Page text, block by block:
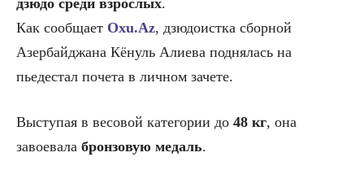
дзюдо среди взрослых.
Как сообщает Oxu.Az, дзюдоистка сборной
Азербайджана Кёнуль Алиева поднялась на
пьедестал почета в личном зачете.
Выступая в весовой категории до 48 кг, она
завоевала бронзовую медаль.